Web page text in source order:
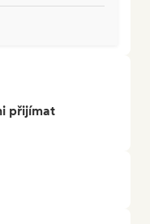
přijímat